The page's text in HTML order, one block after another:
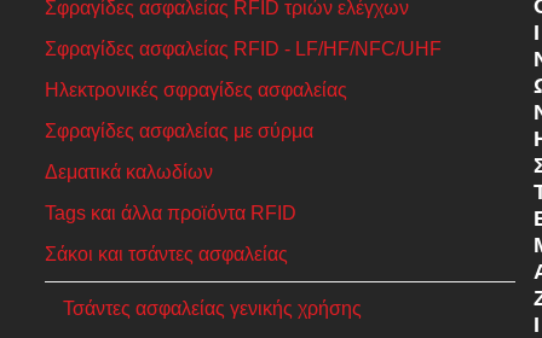
Σφραγίδες ασφαλείας RFID τριών ελέγχων
Σφραγίδες ασφαλείας RFID - LF/HF/NFC/UHF
Ηλεκτρονικές σφραγίδες ασφαλείας
Σφραγίδες ασφαλείας με σύρμα
Δεματικά καλωδίων
Tags και άλλα προϊόντα RFID
Σάκοι και τσάντες ασφαλείας
Τσάντες ασφαλείας γενικής χρήσης
Ι
Ί